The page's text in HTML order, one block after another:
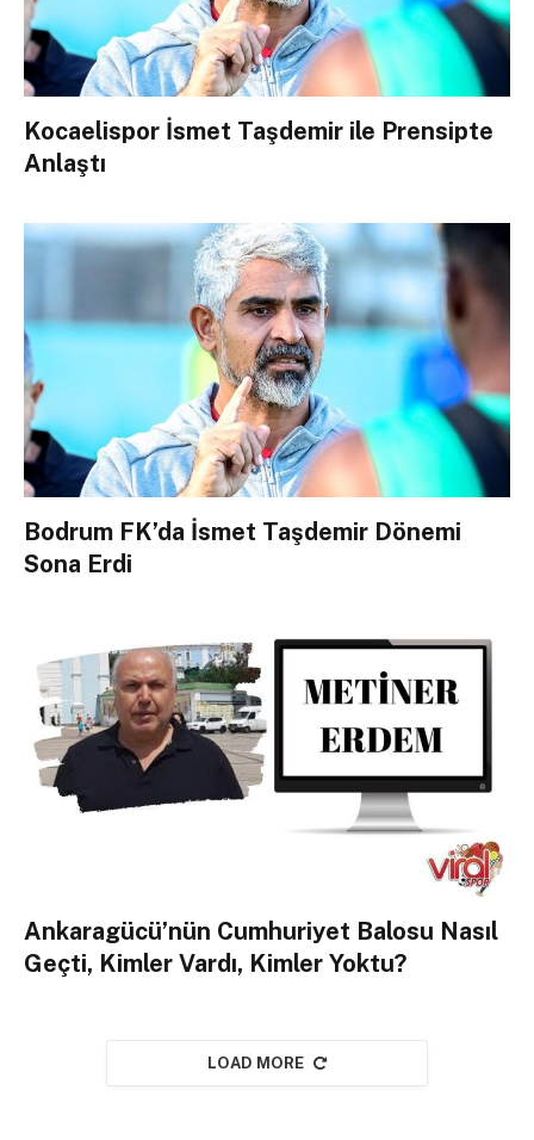
Kocaelispor İsmet Taşdemir ile Prensipte
Anlaştı
Bodrum FK’da İsmet Taşdemir Dönemi
Sona Erdi
Ankaragücü’nün Cumhuriyet Balosu Nasıl
Geçti, Kimler Vardı, Kimler Yoktu?
LOAD MORE